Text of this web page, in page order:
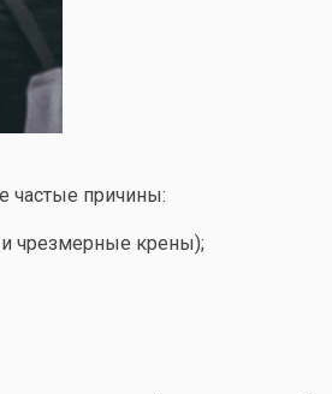
частые причины:
чрезмерные крены);